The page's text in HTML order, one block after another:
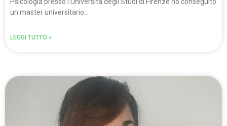
un master universitario…
LEGGI TUTTO »